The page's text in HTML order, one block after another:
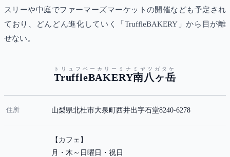
スリーや中庭でファーマーズマーケットの開催なども予定され
ており、どんどん進化していく「TruffleBAKERY」から目が離
せない。
TruffleBAKERY南八ヶ岳
トリュフベーカリーミナミヤツガタケ
住所 ⼭梨県北杜市⼤泉町⻄井出字⽯堂8240-6278
【カフェ】
月・木～日曜日・祝日